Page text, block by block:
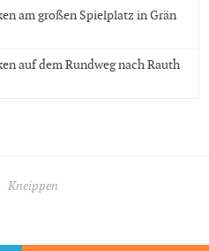
am großen Spielplatz in Grän
auf dem Rundweg nach Rauth
Kneippen